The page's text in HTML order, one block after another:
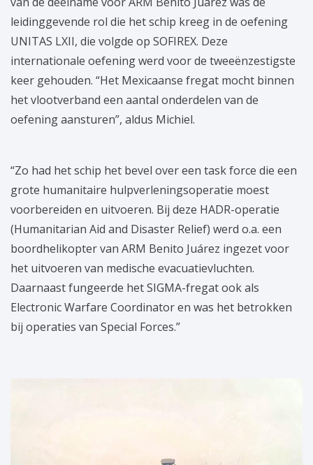
leidinggevende rol die het schip kreeg in de oefening
UNITAS LXII, die volgde op SOFIREX. Deze
internationale oefening werd voor de tweeënzestigste
keer gehouden. “Het Mexicaanse fregat mocht binnen
het vlootverband een aantal onderdelen van de
oefening aansturen”, aldus Michiel.
“Zo had het schip het bevel over een task force die een
grote humanitaire hulpverleningsoperatie moest
voorbereiden en uitvoeren. Bij deze HADR-operatie
(Humanitarian Aid and Disaster Relief) werd o.a. een
boordhelikopter van ARM Benito Juárez ingezet voor
het uitvoeren van medische evacuatievluchten.
Daarnaast fungeerde het SIGMA-fregat ook als
Electronic Warfare Coordinator en was het betrokken
bij operaties van Special Forces.”